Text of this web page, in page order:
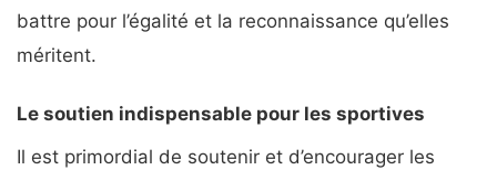
battre pour l’égalité et la reconnaissance qu’elles
méritent.
Le soutien indispensable pour les sportives
Il est primordial de soutenir et d’encourager les